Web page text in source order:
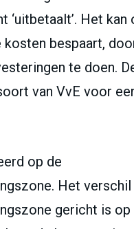
‘uitbetaalt’. Het kan
bespaart,
te doen.
van VvE voor
op de
Het verschil
gericht is op